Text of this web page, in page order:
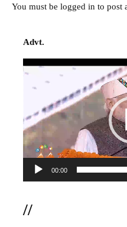
You must be logged in to post
Advt.
Video
00:00
//